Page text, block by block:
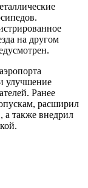
на другом
улучшение
Ранее
расширил
а также внедрил